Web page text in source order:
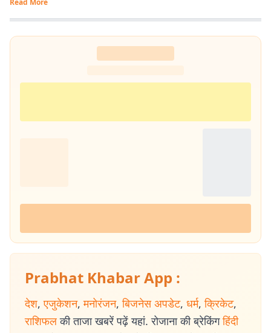
प्रभात खबर डिजिटल
किताबें पढ़ने, वायलिन बजाने और कला-साहित्य में गहरी रुचि रखते हैं तथा बिहार को
सामाजिक, सांस्कृतिक और राजनीतिक दृष्टि से समझने में विशेष दिलचस्पी.
Read More
Prabhat Khabar App :
देश, एजुकेशन, मनोरंजन, बिजनेस अपडेट, धर्म, क्रिकेट,
राशिफल की ताजा खबरें पढ़ें यहां. रोजाना की ब्रेकिंग हिंदी